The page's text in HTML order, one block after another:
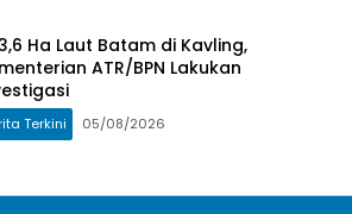
Ha Laut Batam di Kavling,
ATR/BPN Lakukan
Terkini 05/08/2026